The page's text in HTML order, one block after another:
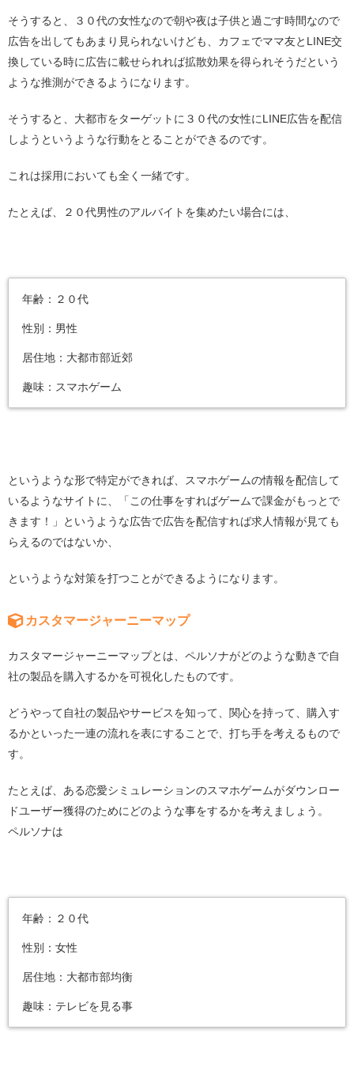
そうすると、３０代の女性なので朝や夜は子供と過ごす時間なので
広告を出してもあまり見られないけども、カフェでママ友とLINE交
換している時に広告に載せられれば拡散効果を得られそうだという
ような推測ができるようになります。
そうすると、大都市をターゲットに３０代の女性にLINE広告を配信
しようというような行動をとることができるのです。
これは採用においても全く一緒です。
たとえば、２０代男性のアルバイトを集めたい場合には、
年齢：２０代
性別：男性
居住地：大都市部近郊
趣味：スマホゲーム
というような形で特定ができれば、スマホゲームの情報を配信して
いるようなサイトに、「この仕事をすればゲームで課金がもっとで
きます！」というような広告で広告を配信すれば求人情報が見ても
らえるのではないか、
というような対策を打つことができるようになります。
カスタマージャーニーマップ
カスタマージャーニーマップとは、ペルソナがどのような動きで自
社の製品を購入するかを可視化したものです。
どうやって自社の製品やサービスを知って、関心を持って、購入す
るかといった一連の流れを表にすることで、打ち手を考えるもので
す。
たとえば、ある恋愛シミュレーションのスマホゲームがダウンロー
ドユーザー獲得のためにどのような事をするかを考えましょう。
ペルソナは
年齢：２０代
性別：女性
居住地：大都市部均衡
趣味：テレビを見る事